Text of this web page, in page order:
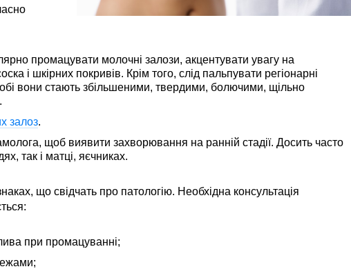
промацувати молочні залози, акцентувати увагу на
і шкірних покривів. Крім того, слід пальпувати регіонарні
вони стають збільшеними, твердими, болючими, щільно
залоз.
щоб виявити захворювання на ранній стадії. Досить часто
так і матці, яєчниках.
що свідчать про патологію. Необхідна консультація
при промацуванні;